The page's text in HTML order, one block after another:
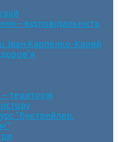
– відповідальність
Іван Карпенко-Карий
територія
“Буктрейлер.